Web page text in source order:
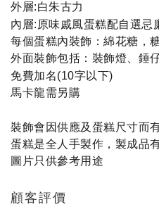
外層:白朱古力
內層:原味戚風蛋糕配自選忌
每個蛋糕內裝飾：綿花糖，
外面裝飾包括：裝飾燈、錘
免費加名(10字以下)
馬卡龍需另購
裝飾會因供應及蛋糕尺寸而
蛋糕是全人手製作，製成品
圖片只供參考用途
顧客評價